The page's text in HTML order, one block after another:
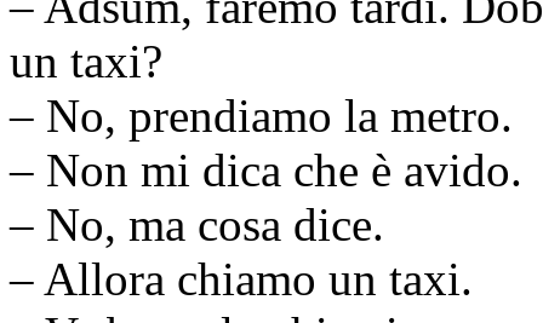
un taxi?
– No, prendiamo la metro.
– Non mi dica che è avido.
– No, ma cosa dice.
– Allora chiamo un taxi.